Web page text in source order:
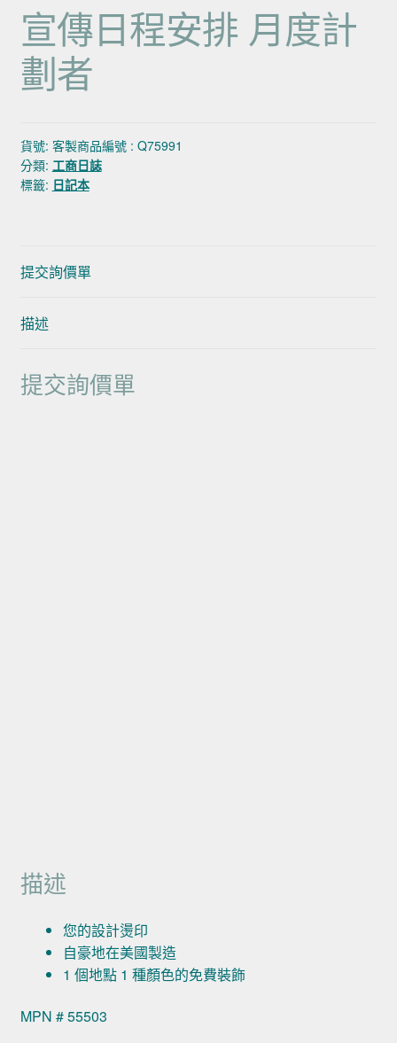
宣傳日程安排 月度計
劃者
貨號: 客製商品編號 : Q75991
分類: 工商日誌
標籤: 日記本
提交詢價單
描述
提交詢價單
描述
您的設計燙印
自豪地在美國製造
1 個地點 1 種顏色的免費裝飾
MPN # 55503